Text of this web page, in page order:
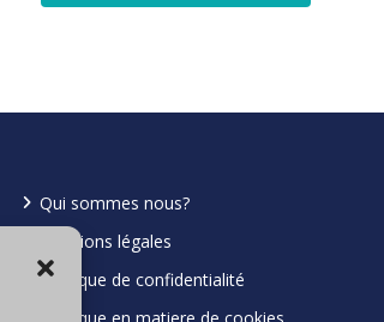
Qui sommes nous?
Mentions légales
Politique de confidentialité